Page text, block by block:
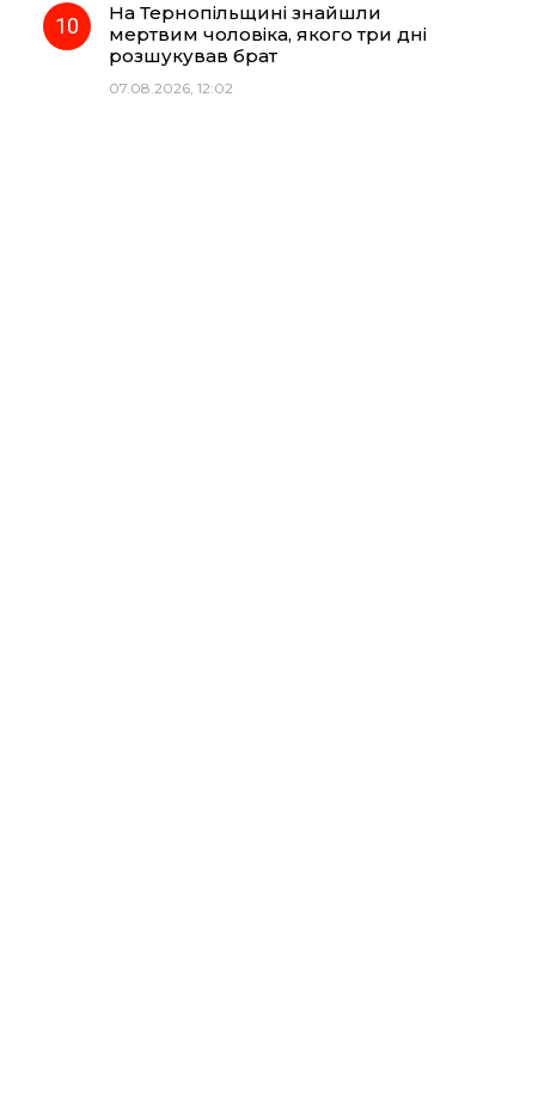
На Тернопільщині знайшли
мертвим чоловіка, якого три дні
розшукував брат
07.08.2026, 12:02